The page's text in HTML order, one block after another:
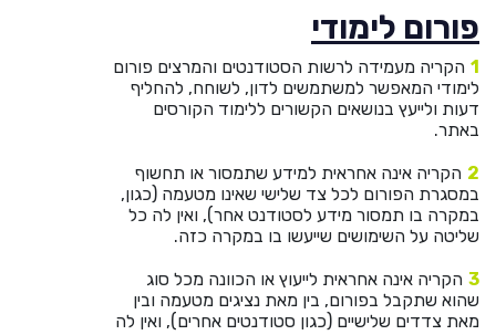
פורום לימודי
הקריה מעמידה לרשות הסטודנטים והמרצים פורום
לימודי המאפשר למשתמשים לדון, לשוחח, להחליף
דעות ולייעץ בנושאים הקשורים ללימוד הקורסים
באתר.
הקריה אינה אחראית למידע שתמסור או תחשוף
במסגרת הפורום לכל צד שלישי שאינו מטעמה (כגון,
במקרה בו תמסור מידע לסטודנט אחר), ואין לה כל
שליטה על השימושים שייעשו בו במקרה כזה.
הקריה אינה אחראית לייעוץ או הכוונה מכל סוג
שהוא שתקבל בפורום, בין מאת נציגים מטעמה ובין
מאת צדדים שלישיים (כגון סטודנטים אחרים), ואין לה